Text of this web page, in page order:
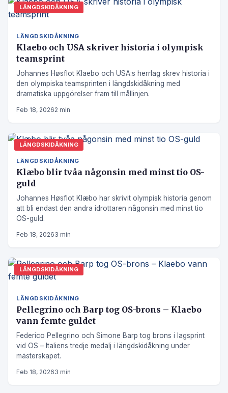
LÄNGDSKIDÅKNING
LÄNGDSKIDÅKNING
Klaebo och USA skriver historia i olympisk
teamsprint
Johannes Høsflot Klaebo och USA:s herrlag skrev historia i
den olympiska teamsprinten i längdskidåkning med
dramatiska uppgörelser fram till mållinjen.
Feb 18, 20262 min
LÄNGDSKIDÅKNING
LÄNGDSKIDÅKNING
Klæbo blir tvåa någonsin med minst tio OS-
guld
Johannes Høsflot Klæbo har skrivit olympisk historia genom
att bli endast den andra idrottaren någonsin med minst tio
OS-guld.
Feb 18, 20263 min
LÄNGDSKIDÅKNING
LÄNGDSKIDÅKNING
Pellegrino och Barp tog OS-brons – Klaebo
vann femte guldet
Federico Pellegrino och Simone Barp tog brons i lagsprint
vid OS – Italiens tredje medalj i längdskidåkning under
mästerskapet.
Feb 18, 20263 min